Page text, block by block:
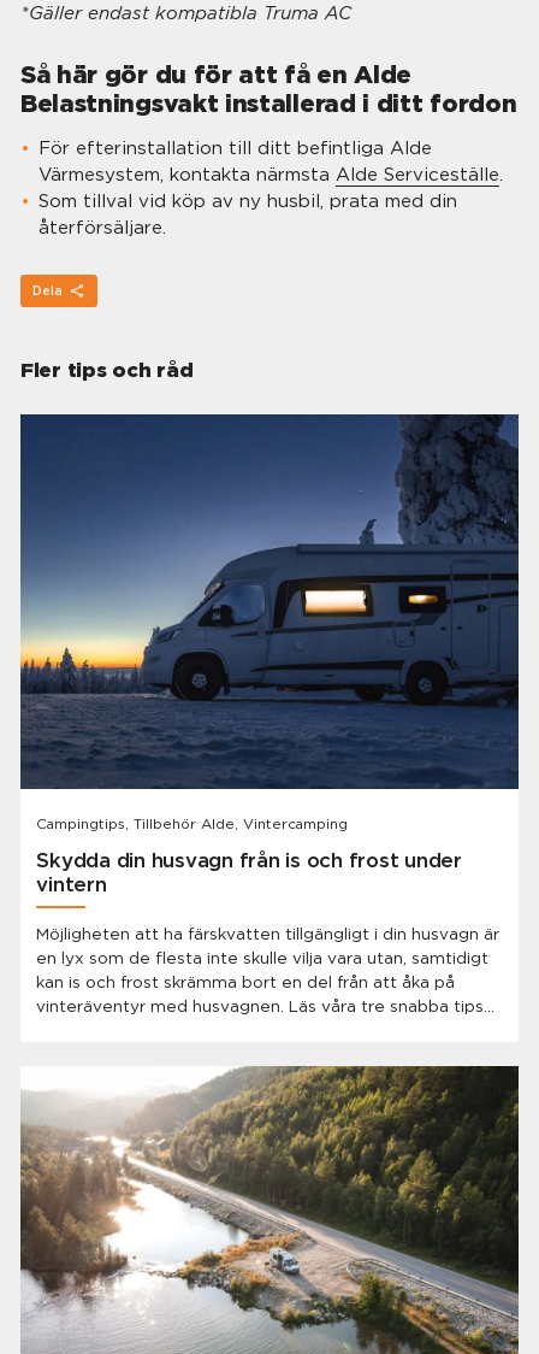
*Gäller endast kompatibla Truma AC
Så här gör du för att få en Alde
Belastningsvakt installerad i ditt fordon
För efterinstallation till ditt befintliga Alde
Värmesystem, kontakta närmsta Alde Serviceställe
Som tillval vid köp av ny husbil, prata med din
återförsäljare.
Dela
Fler tips och råd
Campingtips, Tillbehör Alde, Vintercamping
Skydda din husvagn från is och frost under
vintern
Möjligheten att ha färskvatten tillgängligt i din husvagn är
en lyx som de flesta inte skulle vilja vara utan, samtidigt
kan is och frost skrämma bort en del från att åka på
vinteräventyr med husvagnen. Läs våra tre snabba tips